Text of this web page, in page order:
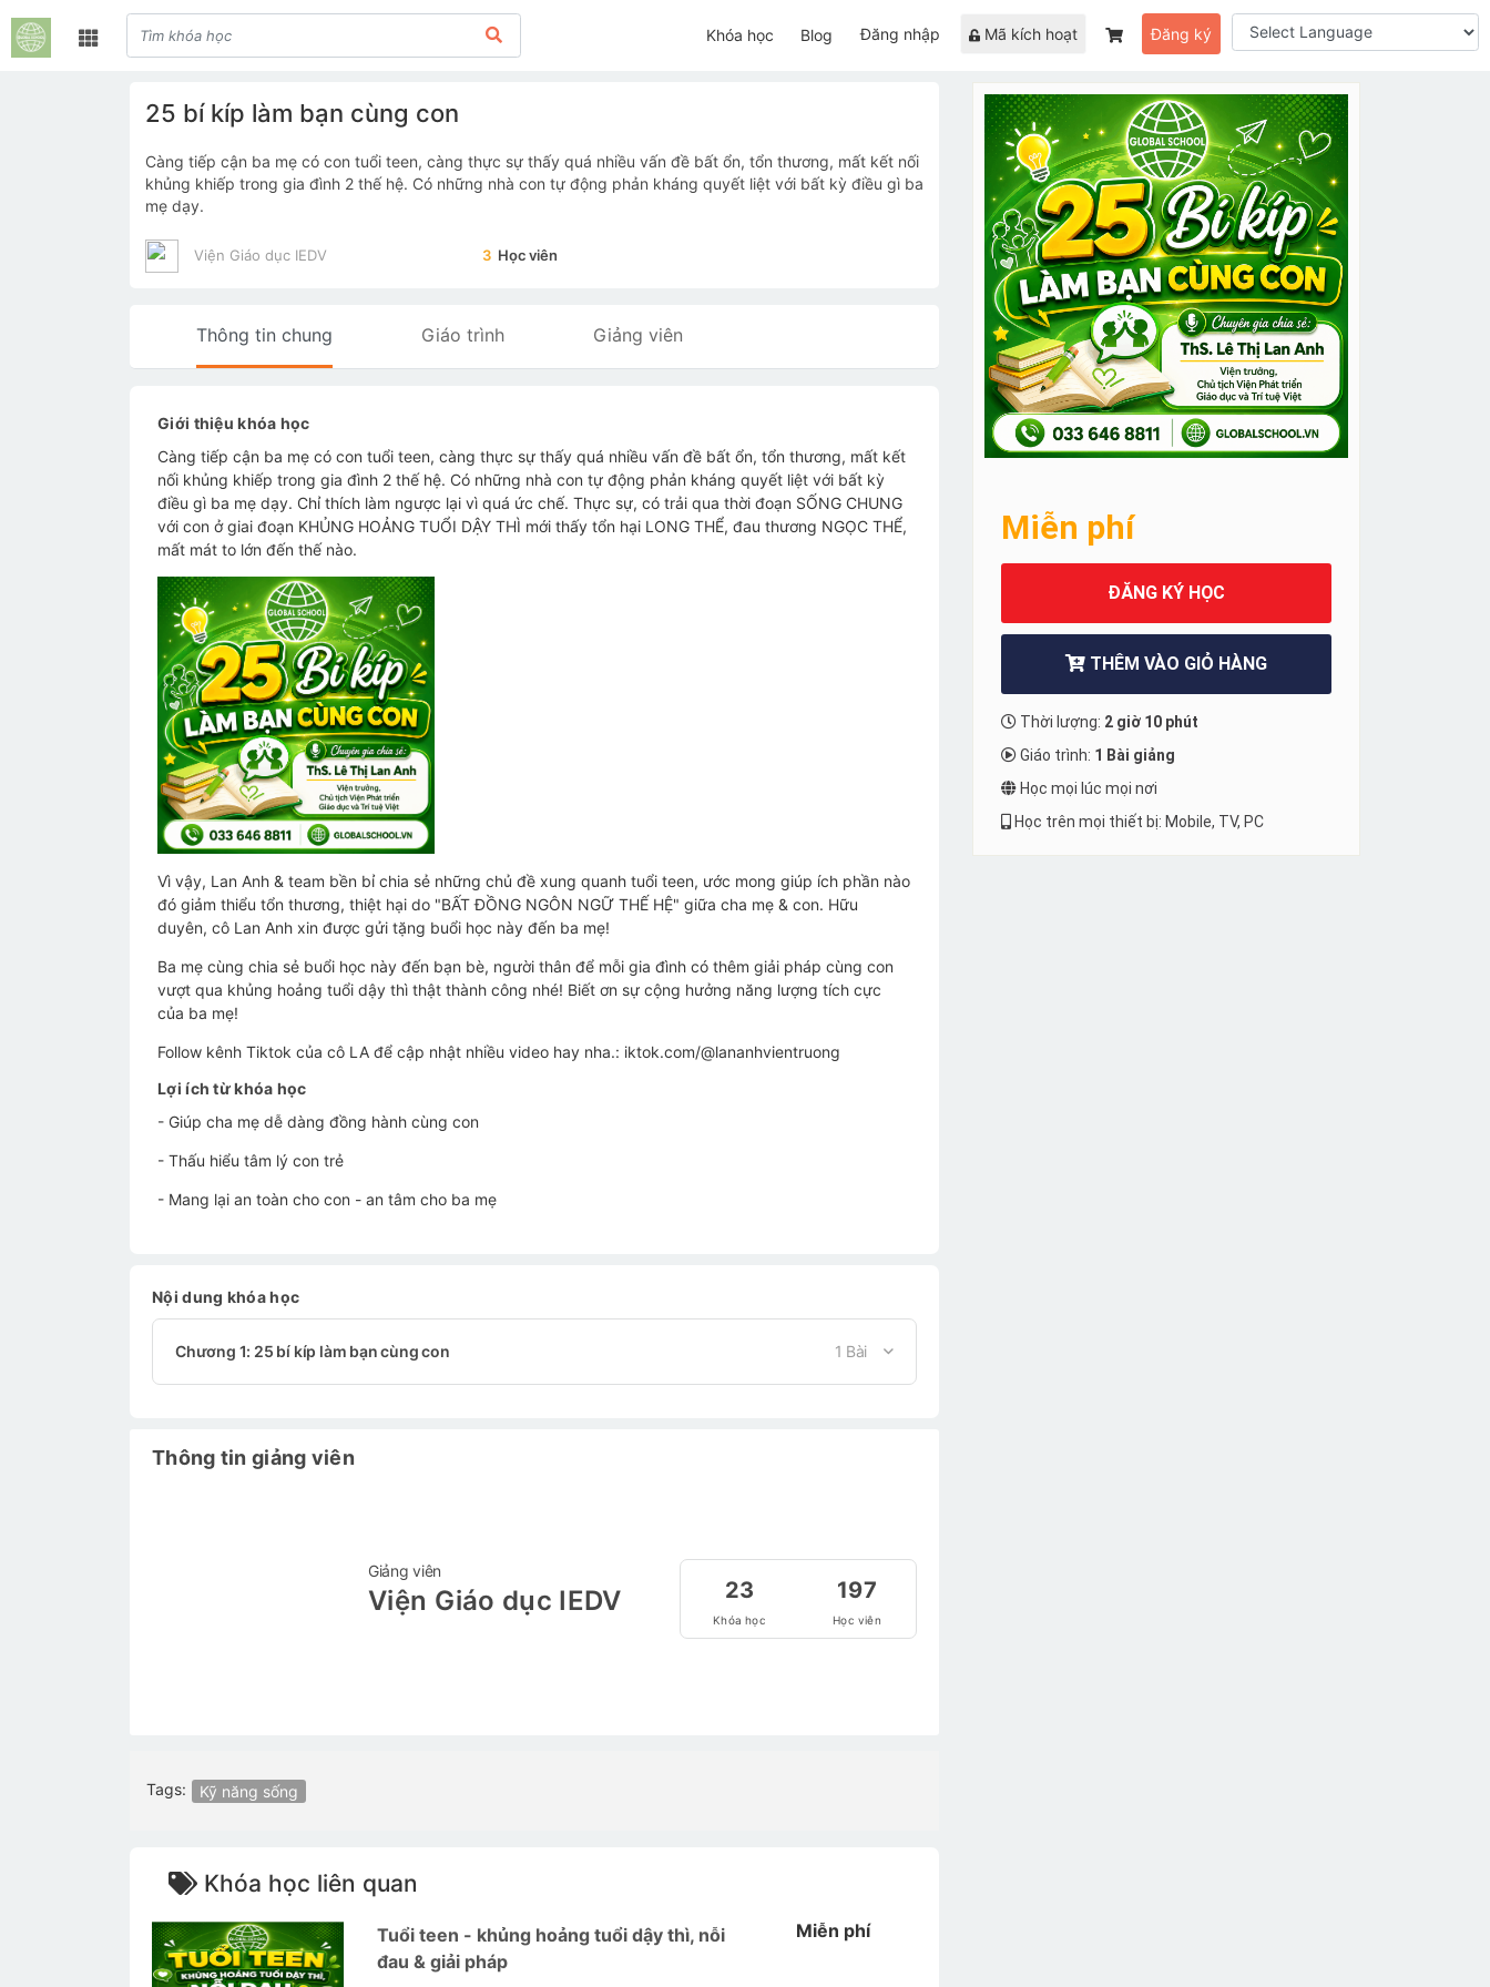
Khóa học Blog Đăng nhập Mã kích hoạt Đăng ký
25 bí kíp làm bạn cùng con
Càng tiếp cận ba mẹ có con tuổi teen, càng thực sự thấy quá nhiều vấn đề bất ổn, tổn thương, mất kết nối
khủng khiếp trong gia đình 2 thế hệ. Có những nhà con tự động phản kháng quyết liệt với bất kỳ điều gì ba
mẹ dạy.
Viện Giáo dục IEDV 3 Học viên
Thông tin chung Giáo trình Giảng viên
Giới thiệu khóa học
Càng tiếp cận ba mẹ có con tuổi teen, càng thực sự thấy quá nhiều vấn đề bất ổn, tổn thương, mất kết
nối khủng khiếp trong gia đình 2 thế hệ. Có những nhà con tự động phản kháng quyết liệt với bất kỳ
điều gì ba mẹ dạy. Chỉ thích làm ngược lại vì quá ức chế. Thực sự, có trải qua thời đoạn SỐNG CHUNG
với con ở giai đoạn KHỦNG HOẢNG TUỔI DẬY THÌ mới thấy tổn hại LONG THỂ, đau thương NGỌC THỂ,
mất mát to lớn đến thế nào.
Vì vậy, Lan Anh & team bền bỉ chia sẻ những chủ đề xung quanh tuổi teen, ước mong giúp ích phần nào
đó giảm thiểu tổn thương, thiệt hại do "BẤT ĐỒNG NGÔN NGỮ THẾ HỆ" giữa cha mẹ & con. Hữu
duyên, cô Lan Anh xin được gửi tặng buổi học này đến ba mẹ!
Ba mẹ cùng chia sẻ buổi học này đến bạn bè, người thân để mỗi gia đình có thêm giải pháp cùng con
vượt qua khủng hoảng tuổi dậy thì thật thành công nhé! Biết ơn sự cộng hưởng năng lượng tích cực
của ba mẹ!
Follow kênh Tiktok của cô LA để cập nhật nhiều video hay nha.: iktok.com/@lananhvientruong
Lợi ích từ khóa học
- Giúp cha mẹ dễ dàng đồng hành cùng con
- Thấu hiểu tâm lý con trẻ
- Mang lại an toàn cho con - an tâm cho ba mẹ
Nội dung khóa học
Chương 1: 25 bí kíp làm bạn cùng con 1 Bài
Thông tin giảng viên
Giảng viên
Viện Giáo dục IEDV 23
Khóa học
197
Học viên
Tags: Kỹ năng sống
Khóa học liên quan
Tuổi teen - khủng hoảng tuổi dậy thì, nỗi
đau & giải pháp
Miễn phí
Miễn phí
ĐĂNG KÝ HỌC
THÊM VÀO GIỎ HÀNG
Thời lượng: 2 giờ 10 phút
Giáo trình: 1 Bài giảng
Học mọi lúc mọi nơi
Học trên mọi thiết bị: Mobile, TV, PC